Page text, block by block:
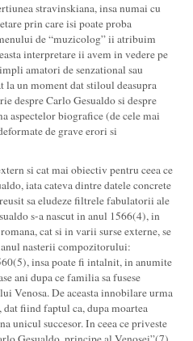
stravinskiana, insa numai cu
prin care isi poate proba
de “muzicolog” ii atribuim
interpretare ii avem in vedere pe
amatori de senzational sau
un moment dat stiloul deasupra
despre Carlo Gesualdo si despre
aspectelor biografice (de cele mai
de grave erori si
si cat mai obiectiv pentru ceea ce
iata cateva dintre datele concrete
sa eludeze filtrele fabulatorii ale
s-a nascut in anul 1566(4), in
cat si in varii surse externe, se
nasterii compozitorului:
insa poate fi intalnit, in anumite
ani dupa ce familia sa fusese
Venosa. De aceasta innobilare urma
fiind faptul ca, dupa moartea
unicul succesor. In ceea ce priveste